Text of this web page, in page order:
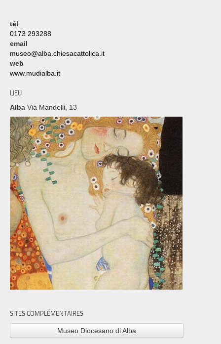
tél
0173 293288
email
museo@alba.chiesacattolica.it
web
www.mudialba.it
LIEU
Alba Via Mandelli, 13
SITES COMPLÉMENTAIRES
Museo Diocesano di Alba